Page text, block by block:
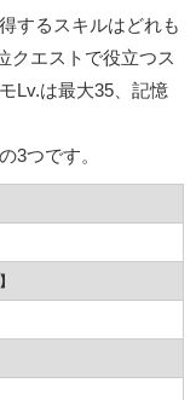
するスキルはどれも
クエストで役立つス
Lv.は最大35、記憶
3つです。